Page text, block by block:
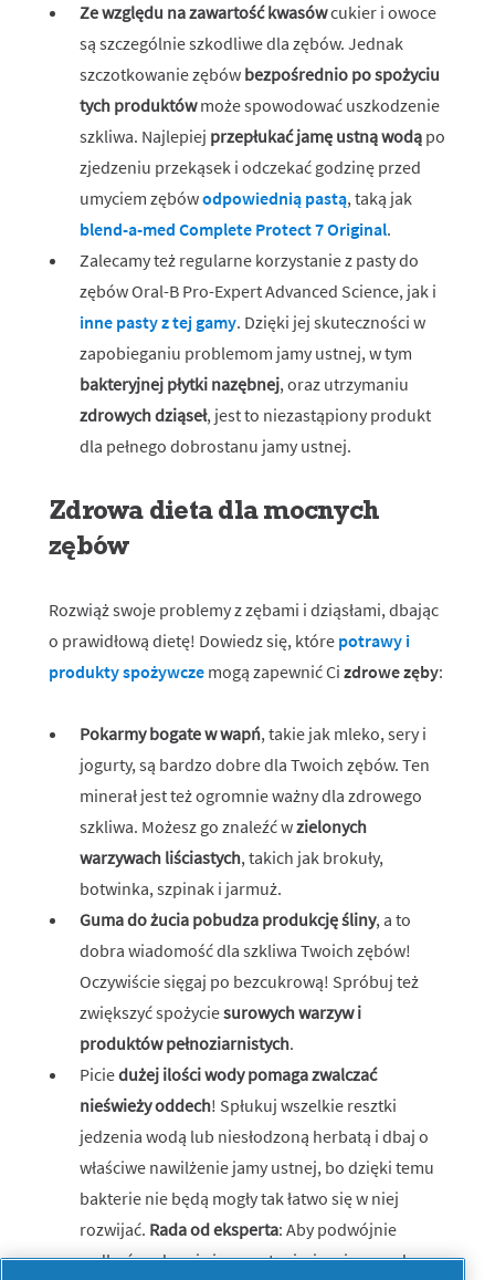
Ze względu na zawartość kwasówcukier i owoce
są szczególnie szkodliwe dla zębów. Jednak
szczotkowanie zębów bezpośrednio po spożyciu
tych produktówmoże spowodować uszkodzenie
szkliwa. Najlepiej przepłukać jamę ustną wodą po
zjedzeniu przekąsek i odczekać godzinę przed
umyciem zębówodpowiednią pastą, taką jak
blend-a-med Complete Protect 7 Original.
Zalecamy też regularne korzystanie z pasty do
zębów Oral-B Pro-Expert Advanced Science, jak i
inne pasty z tej gamy. Dzięki jej skuteczności w
zapobieganiu problemom jamy ustnej, w tym
bakteryjnej płytki nazębnej, oraz utrzymaniu
zdrowych dziąseł, jest to niezastąpiony produkt
dla pełnego dobrostanu jamy ustnej.
Zdrowa dieta dla mocnych
zębów
Rozwiąż swoje problemy z zębami i dziąsłami, dbając
o prawidłową dietę! Dowiedz się, które potrawy i
produkty spożywcze mogą zapewnić Ci zdrowe zęby:
Pokarmy bogate w wapń, takie jak mleko, sery i
jogurty, są bardzo dobre dla Twoich zębów. Ten
minerał jest też ogromnie ważny dla zdrowego
szkliwa. Możesz go znaleźć wzielonych
warzywach liściastych, takich jak brokuły,
botwinka, szpinak i jarmuż.
Guma do żucia pobudza produkcję śliny, a to
dobra wiadomość dla szkliwa Twoich zębów!
Oczywiście sięgaj po bezcukrową! Spróbuj też
zwiększyć spożyciesurowych warzyw i
produktów pełnoziarnistych.
Piciedużej ilości wody pomaga zwalczać
nieświeży oddech! Spłukuj wszelkie resztki
jedzenia wodą lub niesłodzoną herbatą i dbaj o
właściwe nawilżenie jamy ustnej, bo dzięki temu
bakterie nie będą mogły tak łatwo się w niej
rozwijać. Rada od eksperta: Aby podwójnie
zadbać o zdrowie jamy ustnej, sięgaj po wodę